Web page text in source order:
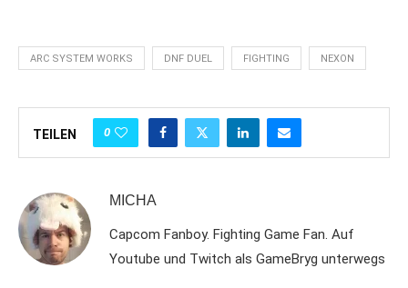
ARC SYSTEM WORKS DNF DUEL FIGHTING NEXON
TEILEN 0
MICHA
Capcom Fanboy. Fighting Game Fan. Auf
Youtube und Twitch als GameBryg unterwegs